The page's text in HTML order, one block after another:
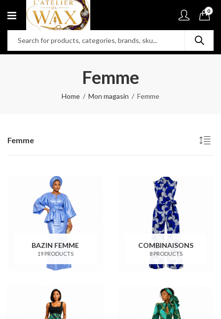
0
Femme
Home Mon magasin Femme
Femme
BAZIN FEMME
19 PRODUCTS
COMBINAISONS
8 PRODUCTS